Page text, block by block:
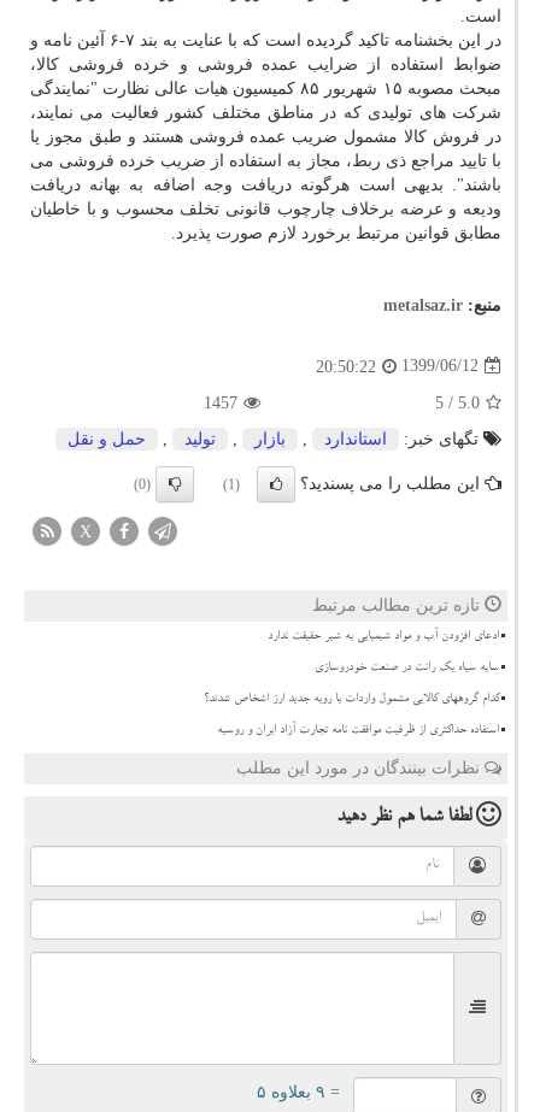
است.
در این بخشنامه تاکید گردیده است که با عنایت به بند ۷-۶ آئین نامه و
ضوابط استفاده از ضرایب عمده فروشی و خرده فروشی کالا،
مبحث مصوبه ۱۵ شهریور ۸۵ کمیسیون هیات عالی نظارت "نمایندگی
شرکت های تولیدی که در مناطق مختلف کشور فعالیت می نمایند،
در فروش کالا مشمول ضریب عمده فروشی هستند و طبق مجوز یا
با تایید مراجع ذی ربط، مجاز به استفاده از ضریب خرده فروشی می
باشند". بدیهی است هرگونه دریافت وجه اضافه به بهانه دریافت
ودیعه و عرضه برخلاف چارچوب قانونی تخلف محسوب و با خاطیان
مطابق قوانین مرتبط برخورد لازم صورت پذیرد.
منبع: metalsaz.ir
1399/06/12
20:50:22
5.0
/ 5
1457
تگهای خبر:
استاندارد , بازار , تولید , حمل و نقل
این مطلب را می پسندید؟ (1)
(0)
X
تازه ترین مطالب مرتبط
ادعای افزودن آب و مواد شیمیایی به شیر حقیقت ندارد
سایه سیاه یک رانت در صنعت خودروسازی
کدام گروههای کالایی مشمول واردات با رویه جدید ارز اشخاص شدند؟
استفاده حداکثری از ظرفیت موافقت نامه تجارت آزاد ایران و روسیه
نظرات بینندگان در مورد این مطلب
لطفا شما همنظر دهید
= ۹ بعلاوه ۵